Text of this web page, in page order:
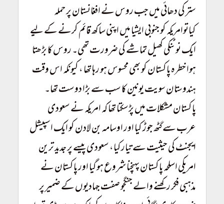
ستر کی دھائی میں جب روس نے افغانستان پر حملہ
کیاتوامریکہ کو جنوبی ایشیا میں اپنی ساکھ قائم کرنے کے لیے
ایک نوٹنکی کھیل تماشے کی ضرورت تھی۔ روس کا بڑھتا
ہوا خطرہ پاکستان کو بھی محسوس ہو رہا تھا ، کیونکہ اس وقت
ہندوستان سویت یونین کا سب سے بڑا دوست تھا۔
پاکستان مشکلات میں پڑسکتا تھا کہ امریکہ نے سعودی
عرب سے گٹھ جوڑ کیا اور اوسامہ بن لادن کو ایک اسپیشل
ایجنٹ کی حیثیت سے تیارکیا، سعودی پیسے پر جدید ترین
امریکی اسلحہ پاکستان پہنچنا شروع ہوگیا اور پاکستان نے
مذہبی فکر رکھنے والے جنگجو صفت جہادیوں کے ضمیر پر